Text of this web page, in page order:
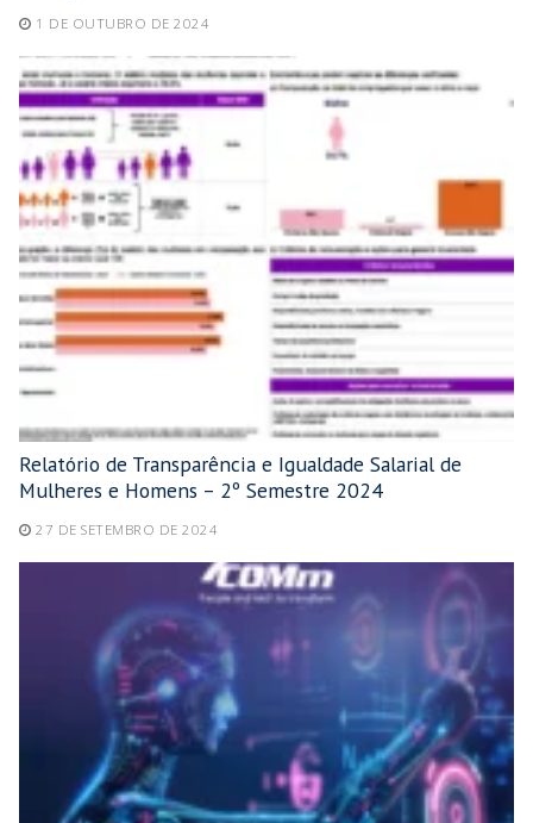
1 DE OUTUBRO DE 2024
Relatório de Transparência e Igualdade Salarial de
Mulheres e Homens – 2º Semestre 2024
27 DE SETEMBRO DE 2024